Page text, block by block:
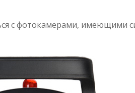
с фотокамерами, имеющими